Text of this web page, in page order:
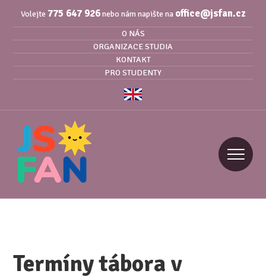
Volejte 775 647 926nebo nám napište na office@jsfan.cz
O NÁS
ORGANIZACE STUDIA
KONTAKT
PRO STUDENTY
Termíny tábora v